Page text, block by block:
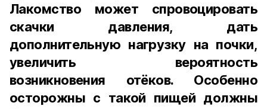
Лакомство может спровоцировать
скачки давления, дать
дополнительную нагрузку на почки,
увеличить вероятность
возникновения отёков. Особенно
осторожны с такой пищей должны